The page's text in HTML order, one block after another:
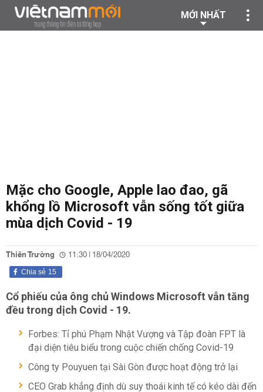
MỚI NHẤT
Mặc cho Google, Apple lao đao, gã
khổng lồ Microsoft vẫn sống tốt giữa
mùa dịch Covid - 19
Thiên Trường 11:30 | 18/04/2020
15
Chia sẻ
Cổ phiếu của ông chủ Windows Microsoft vẫn tăng
đều trong dịch Covid - 19.
Forbes: Tỉ phú Phạm Nhật Vượng và Tập đoàn FPT là
đại diện tiêu biểu trong cuộc chiến chống Covid-19
Công ty Pouyuen tại Sài Gòn được hoạt động trở lại
CEO Grab khẳng định dù suy thoái kinh tế có kéo dài đến